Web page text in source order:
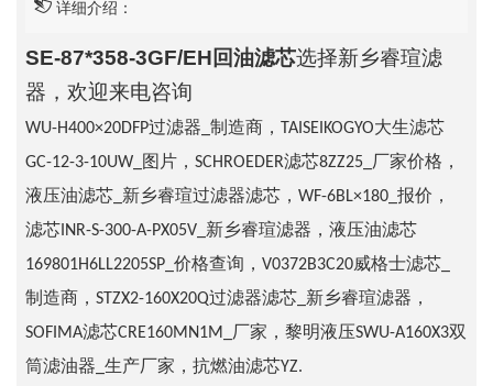
详细介绍：
SE-87*358-3GF/EH回油滤芯选择新乡睿瑄滤
器，欢迎来电咨询
WU-H400×20DFP过滤器_制造商，TAISEIKOGYO大生滤芯
GC-12-3-10UW_图片，SCHROEDER滤芯8ZZ25_厂家价格，
液压油滤芯_新乡睿瑄过滤器滤芯，WF-6BL×180_报价，
滤芯INR-S-300-A-PX05V_新乡睿瑄滤器，液压油滤芯
169801H6LL2205SP_价格查询，V0372B3C20威格士滤芯_
制造商，STZX2-160X20Q过滤器滤芯_新乡睿瑄滤器，
SOFIMA滤芯CRE160MN1M_厂家，黎明液压SWU-A160X3双
筒滤油器_生产厂家，抗燃油滤芯YZ.